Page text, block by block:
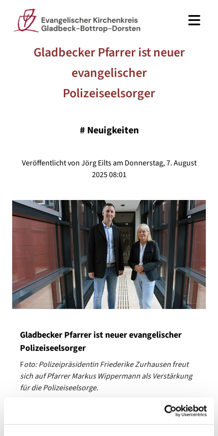
Gladbecker Pfarrer ist neuer
evangelischer
Polizeiseelsorger
# Neuigkeiten
Veröffentlicht von Jörg Eilts am Donnerstag, 7. August
2025 08:01
Gladbecker Pfarrer ist neuer evangelischer
Polizeiseelsorger
Foto: Polizeipräsidentin Friederike Zurhausen freut
sich auf Pfarrer Markus Wippermann als Verstärkung
für die Polizeiseelsorge.
Kreis Recklinghausen/Bottrop - Polizeipräsidentin